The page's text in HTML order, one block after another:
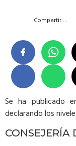
Compartir….
Se ha publicado
declarando los
CONSEJERÍA